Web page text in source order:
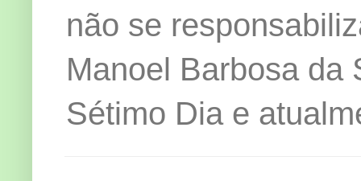
não se
Manoel Barbosa da
Sétimo Dia e